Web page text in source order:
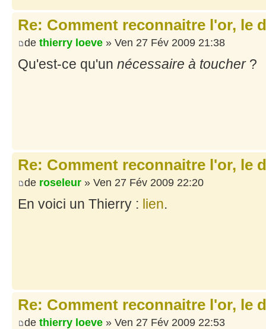
Re: Comment reconnaitre l'or, le
de thierry loeve » Ven 27 Fév 2009 21:38
Qu'est-ce qu'un nécessaire à toucher?
Re: Comment reconnaitre l'or, le
de roseleur » Ven 27 Fév 2009 22:20
En voici un Thierry : lien.
Re: Comment reconnaitre l'or, le
de thierry loeve » Ven 27 Fév 2009 22:53